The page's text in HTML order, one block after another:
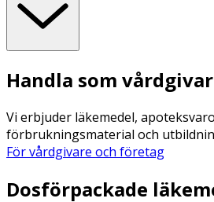
Handla som
Vi erbjuder läkemedel,
förbrukningsmaterial och
För vårdgivare och företag
Dosförpackade